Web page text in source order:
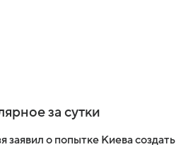
за сутки
заявил о попытке Киева создать